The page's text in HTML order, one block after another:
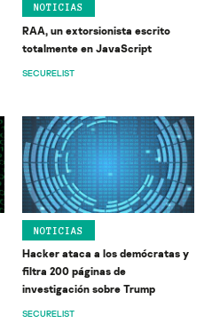
NOTICIAS
RAA, un extorsionista escrito
totalmente en JavaScript
SECURELIST
NOTICIAS
Hacker ataca a los demócratas y
filtra 200 páginas de
investigación sobre Trump
SECURELIST